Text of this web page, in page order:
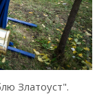
Златоуст".